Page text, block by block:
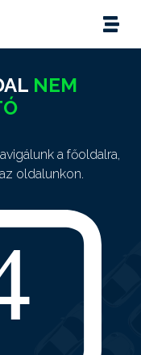
NEM
a főoldalra,
oldalunkon.